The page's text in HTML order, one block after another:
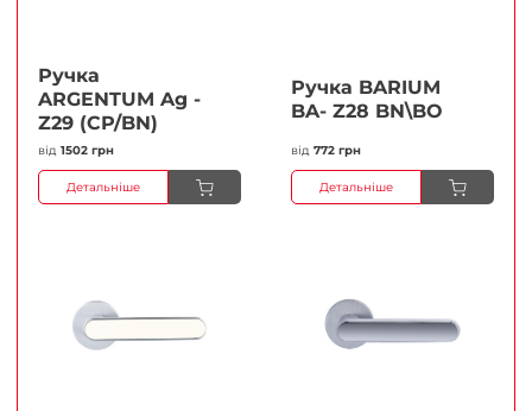
Ручка
ARGENTUM Ag -
Z29 (CP/BN)
від 1502 грн
Детальніше
Ручка BARIUM
BA- Z28 BN\BO
від 772 грн
Детальніше